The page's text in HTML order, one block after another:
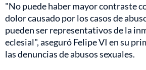
"No puede haber mayor contraste
dolor causado por los casos de
pueden ser representativos de la
eclesial", aseguró Felipe VI en su
las denuncias de abusos sexuales.